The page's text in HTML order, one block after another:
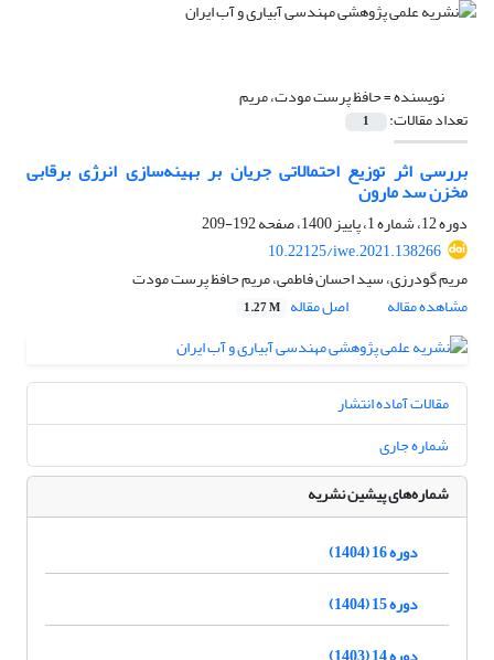
نویسنده =حافظ پرست مودت، مریم
تعداد مقالات: 1
بررسی اثر توزیع احتمالاتی جریان بر بهینه‌سازی انرژی برقابی
مخزن سد مارون
دوره 12، شماره 1، پاییز 1400، صفحه
192-209
10.22125/iwe.2021.138266
مریم گودرزی، سید احسان فاطمی، مریم حافظ پرست مودت
مشاهده مقاله
اصل مقاله 1.27 M
مقالات آماده انتشار
شماره جاری
شماره‌های پیشین نشریه
دوره 16 (1404)
دوره 15 (1404)